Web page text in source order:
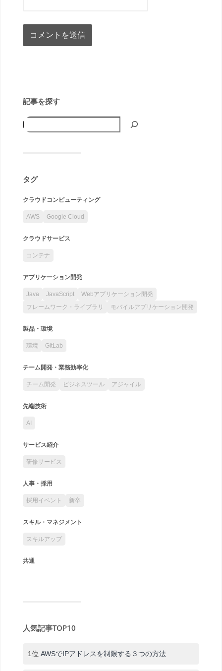
記事を探す
タグ
クラウドコンピューティング
AWS Google Cloud
クラウドサービス
コンテナ
アプリケーション開発
Java JavaScript
Webアプリケーション開発
フレームワーク・ライブラリ
モバイルアプリケーション開発
製品・環境
環境 GitLab
チーム開発・業務効率化
チーム開発 ビジネスツール アジャイル
先端技術
AI
サービス紹介
研修サービス
人事・採用
採用イベント 新卒
スキル・マネジメント
スキルアップ
共通
人気記事TOP10
1位 AWSでIPアドレスを制限する３つの方法